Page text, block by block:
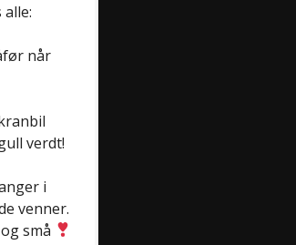
når
verdt!
i
venner.
små